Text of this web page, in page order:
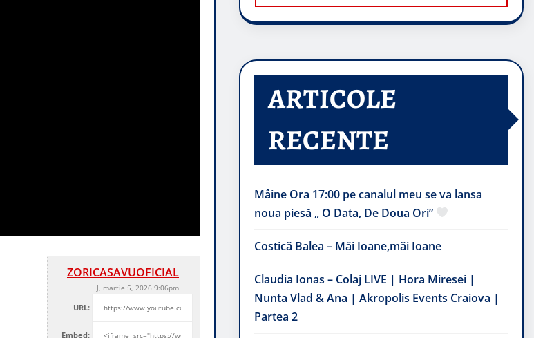
ZORICASAVUOFICIAL
J, martie 5, 2026 9:06pm
URL:
Embed:
ARTICOLE
RECENTE
Mâine Ora 17:00 pe canalul meu se va lansa
noua piesă „ O Data, De Doua Ori”
Costică Balea – Măi Ioane,măi Ioane
Claudia Ionas – Colaj LIVE | Hora Miresei |
Nunta Vlad & Ana | Akropolis Events Craiova |
Partea 2